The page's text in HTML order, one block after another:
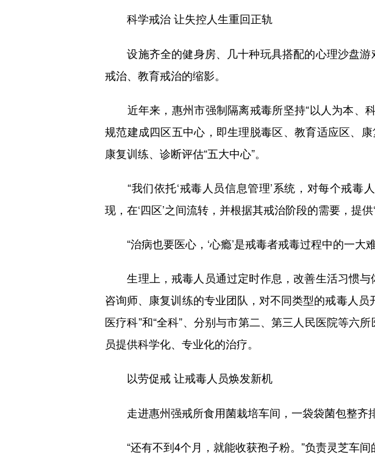
科学戒治 让失控人生重回正轨
设施齐全的健身房、几十种玩具搭配的心理沙盘
戒治、教育戒治的缩影。
近年来，惠州市强制隔离戒毒所坚持“以人为本、
规范建成四区五中心，即生理脱毒区、教育适应区、
康复训练、诊断评估“五大中心”。
“我们依托‘戒毒人员信息管理’系统，对每个戒毒
现，在‘四区’之间流转，并根据其戒治阶段的需要，提
“治病也要医心，‘心瘾’是戒毒者戒毒过程中的一大
生理上，戒毒人员通过定时作息，改善生活习惯与
咨询师、康复训练的专业团队，对不同类型的戒毒人
医疗科”和“全科”、分别与市第二、第三人民医院等六
员提供科学化、专业化的治疗。
以劳促戒 让戒毒人员焕发新机
走进惠州强戒所食用菌栽培车间，一袋袋菌包整齐
“还有不到4个月，就能收获孢子粉。”负责灵芝车间